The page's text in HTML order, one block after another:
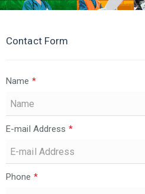
Contact Form
Name *
E-mail Address *
Phone *